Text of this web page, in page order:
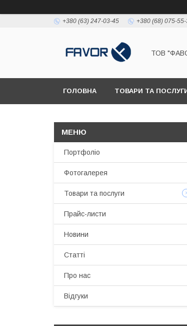
+380 (63) 247-03-45 +380 (68) 075-
ТОВ
ГОЛОВНА ТОВАРИ ТА
Портфоліо
Фотогалерея
Товари та послуги
Прайс-листи
Новини
Статті
Про нас
Відгуки